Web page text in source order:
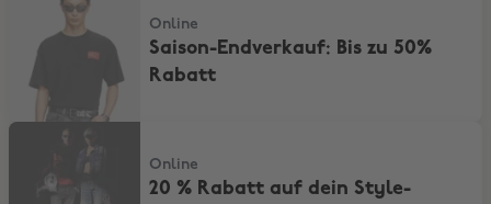
Online
Saison-Endverkauf: Bis zu 50%
Rabatt
20 % Rabatt auf dein Style-Upgrade
Online
20 % Rabatt auf dein Style-